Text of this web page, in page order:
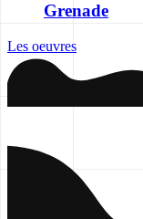
Grenade
Les oeuvres